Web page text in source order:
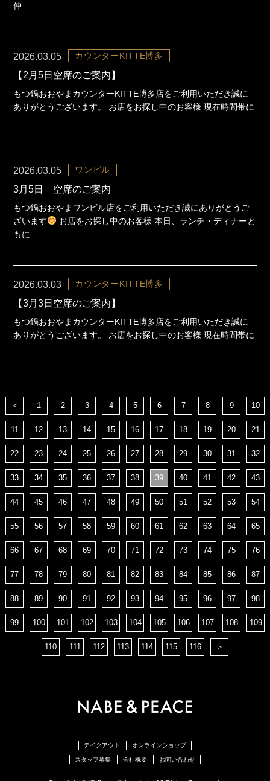
仲 ...
2026.03.05 カウンターKITTE博多
【2月5日空席のご案内】
もつ鍋おおやまカウンターKITTE博多店をご利用いただき誠に
ありがとうございます。 お店をお探し中のお客様 現在時間帯に
2026.03.05 ワンビル
3月5日 空席のご案内
もつ鍋おおやまワンビル店をご利用いただき誠にありがとうご
ざいます
お店をお探し中のお客様 本日、ランチ・ディナーと
もに ...
2026.03.03 カウンターKITTE博多
【3月3日空席のご案内】
もつ鍋おおやまカウンターKITTE博多店をご利用いただき誠に
ありがとうございます。 お店をお探し中のお客様 現在時間帯に
...
＜ 1 2 3 4 5 6 7 8 9 10
11 12 13 14 15 16 17 18 19 20 21
22 23 24 25 26 27 28 29 30 31 32
33 34 35 36 37 38 39 40 41 42 43
44 45 46 47 48 49 50 51 52 53 54
55 56 57 58 59 60 61 62 63 64 65
66 67 68 69 70 71 72 73 74 75 76
77 78 79 80 81 82 83 84 85 86 87
88 89 90 91 92 93 94 95 96 97 98
99 100 101 102 103 104 105 106 107 108 109
110 111 112 113 114 115 116 ＞
テイクアウト オンラインショップ
スタッフ募集 会社概要 お問い合わせ